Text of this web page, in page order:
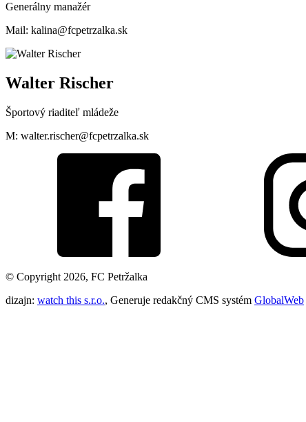
Generálny manažér
Mail: kalina@fcpetrzalka.sk
Walter Rischer
Športový riaditeľ mládeže
M: walter.rischer@fcpetrzalka.sk
© Copyright 2026, FC Petržalka
dizajn: watch this s.r.o., Generuje redakčný CMS systém GlobalWeb